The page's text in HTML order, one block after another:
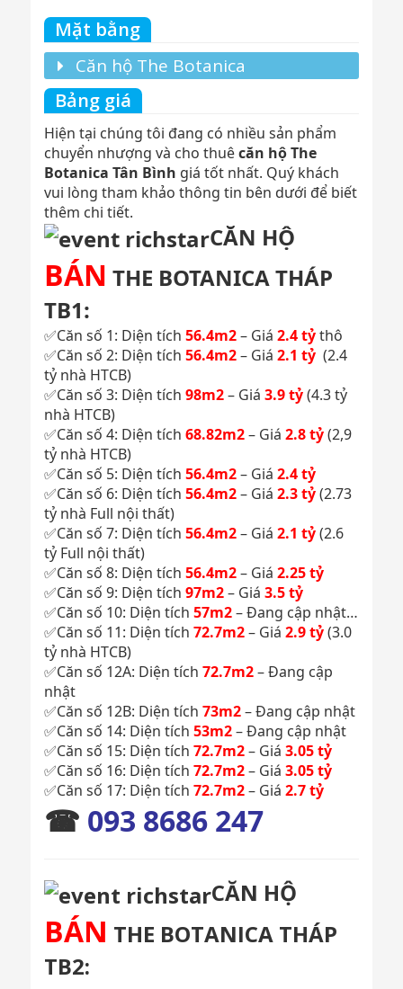
Mặt bằng
Căn hộ The Botanica
Bảng giá
Hiện tại chúng tôi đang có nhiều sản phẩm
chuyển nhượng và cho thuêcăn hộ The
Botanica Tân Bình giá tốt nhất. Quý khách
vui lòng tham khảo thông tin bên dưới để biết
thêm chi tiết.
CĂN HỘ
BÁN THE BOTANICA THÁP
TB1:
✅Căn số 1: Diện tích 56.4m2– Giá 2.4 tỷthô
✅Căn số 2: Diện tích 56.4m2– Giá 2.1 tỷ (2.4
tỷ nhà HTCB)
✅Căn số 3: Diện tích 98m2– Giá 3.9 tỷ(4.3 tỷ
nhà HTCB)
✅Căn số 4: Diện tích 68.82m2– Giá 2.8 tỷ(2,9
tỷ nhà HTCB)
✅Căn số 5: Diện tích 56.4m2– Giá 2.4 tỷ
✅Căn số 6: Diện tích 56.4m2– Giá 2.3 tỷ(2.73
tỷ nhà Full nội thất)
✅Căn số 7: Diện tích 56.4m2– Giá 2.1 tỷ(2.6
tỷ Full nội thất)
✅Căn số 8: Diện tích 56.4m2– Giá 2.25 tỷ
✅Căn số 9: Diện tích 97m2– Giá 3.5 tỷ
✅Căn số 10: Diện tích 57m2– Đang cập nhật…
✅Căn số 11: Diện tích 72.7m2– Giá 2.9 tỷ(3.0
tỷ nhà HTCB)
✅Căn số 12A: Diện tích 72.7m2– Đang cập
nhật
✅Căn số 12B: Diện tích 73m2– Đang cập nhật
✅Căn số 14: Diện tích 53m2– Đang cập nhật
✅Căn số 15: Diện tích 72.7m2– Giá 3.05tỷ
✅Căn số 16: Diện tích 72.7m2– Giá 3.05 tỷ
✅Căn số 17: Diện tích 72.7m2– Giá 2.7 tỷ
☎ 093 8686 247
CĂN HỘ
BÁN THE BOTANICA THÁP
TB2: